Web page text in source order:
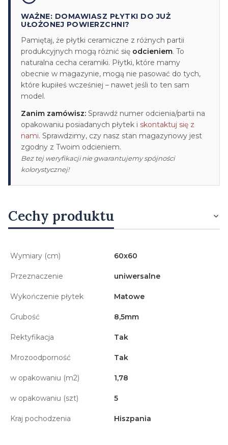
WAŻNE: DOMAWIASZ PŁYTKI DO JUŻ
UŁOŻONEJ POWIERZCHNI?
Pamiętaj, że płytki ceramiczne z różnych partii
produkcyjnych mogą różnić się odcieniem. To
naturalna cecha ceramiki. Płytki, które mamy
obecnie w magazynie, mogą nie pasować do tych,
które kupiłeś wcześniej – nawet jeśli to ten sam
model.
Zanim zamówisz: Sprawdź numer odcienia/partii na
opakowaniu posiadanych płytek i skontaktuj się z
nami. Sprawdzimy, czy nasz stan magazynowy jest
zgodny z Twoim odcieniem.
Bez tej weryfikacji nie gwarantujemy spójności
kolorystycznej!
Cechy produktu
Wymiary (cm) 60x60
Przeznaczenie uniwersalne
Wykończenie płytek Matowe
Grubość 8,5mm
Rektyfikacja Tak
Mrozoodporność Tak
w opakowaniu (m2) 1,78
w opakowaniu (szt) 5
Kraj pochodzenia Hiszpania